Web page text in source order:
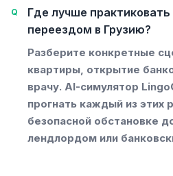
Где лучше
переездом в Грузию?
Разберите конкретные
квартиры, открытие
врачу. AI-симулятор
прогнать каждый из этих
безопасной обстановке
лендлордом или